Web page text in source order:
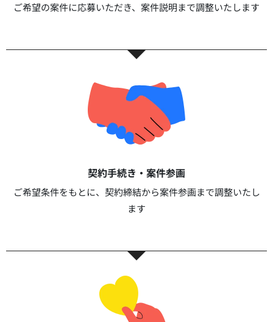
ご希望の案件に応募いただき、案件説明まで調整いたします​​
契約手続き・案件参画​​
ご希望条件をもとに、契約締結から案件参画まで調整いたし
ます​​